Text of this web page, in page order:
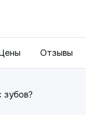
Отзывы
зубов?